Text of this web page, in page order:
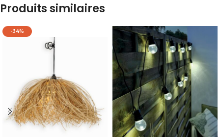
Produits similaires
-34%